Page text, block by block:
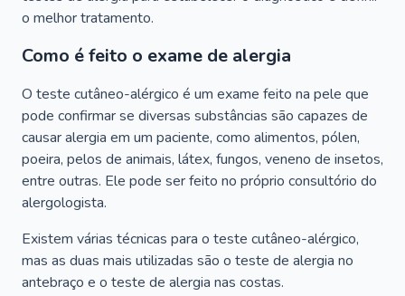
o melhor tratamento.
Como é feito o exame de alergia
O teste cutâneo-alérgico é um exame feito na pele que
pode confirmar se diversas substâncias são capazes de
causar alergia em um paciente, como alimentos, pólen,
poeira, pelos de animais, látex, fungos, veneno de insetos,
entre outras. Ele pode ser feito no próprio consultório do
alergologista.
Existem várias técnicas para o teste cutâneo-alérgico,
mas as duas mais utilizadas são o teste de alergia no
antebraço e o teste de alergia nas costas.